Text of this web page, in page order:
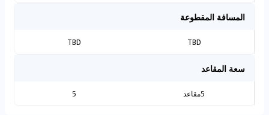
المسافة المقطوعة
TBD
TBD
سعة المقاعد
5مقاعد 5